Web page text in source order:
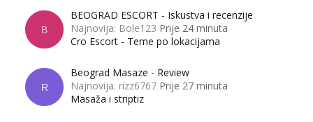
B
BEOGRAD ESCORT - Iskustva i recenzije
Najnovija: Bole123 Prije 24 minuta
Cro Escort - Teme po lokacijama
R
Beograd Masaze - Review
Najnovija: rizz6767 Prije 27 minuta
Masaža i striptiz